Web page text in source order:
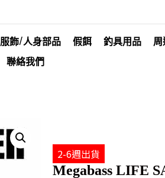
服飾/人身部品 假餌 釣具用品
聯絡我們
2-6週出貨
Megabass LIFE